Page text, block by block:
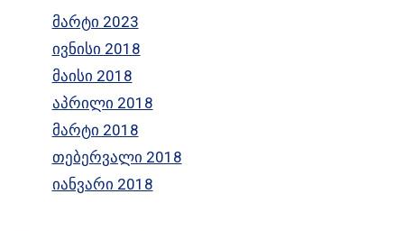
მარტი 2023
ივნისი 2018
მაისი 2018
აპრილი 2018
მარტი 2018
თებერვალი 2018
იანვარი 2018